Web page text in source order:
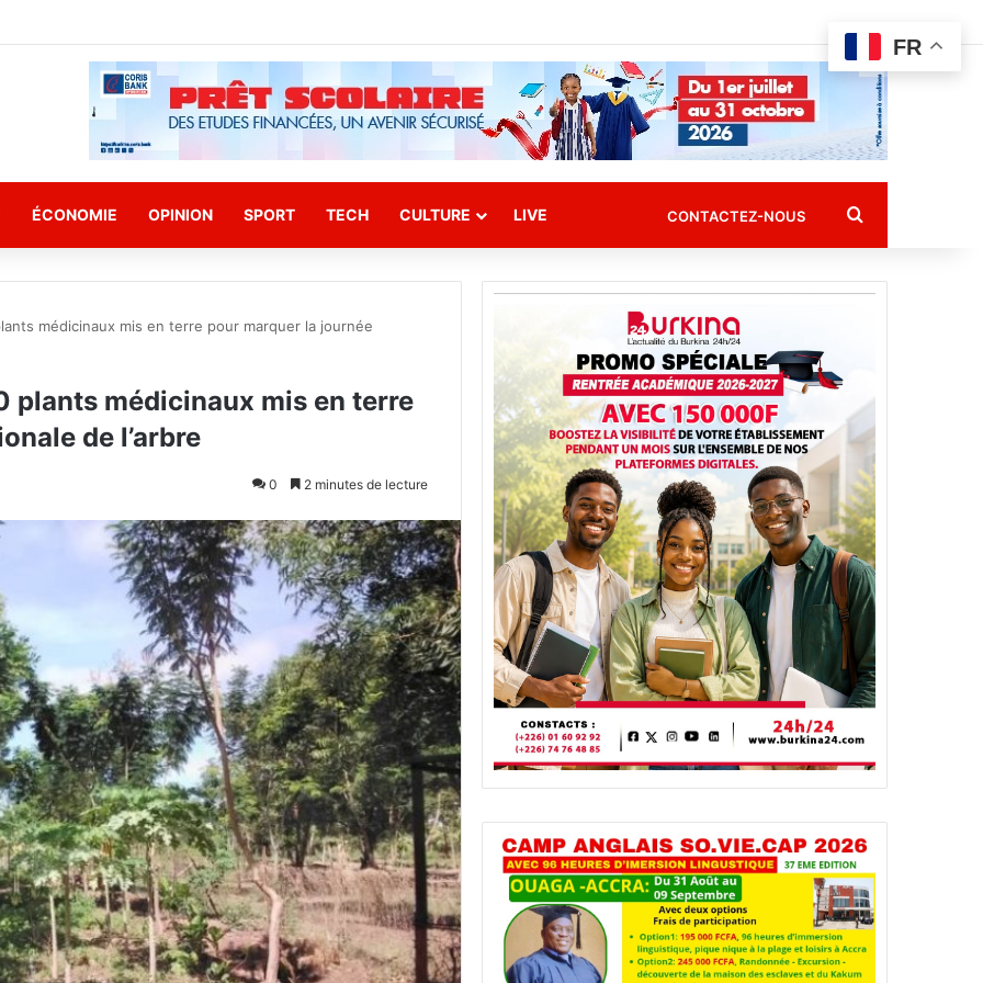
ÉCONOMIE OPINION SPORT TECH CULTURE LIVE CONTACTEZ-NOUS Rechercher
médicinaux mis en terre pour marquer la journée
plants médicinaux mis en terre
de l’arbre
0 2 minutes de lecture
FR